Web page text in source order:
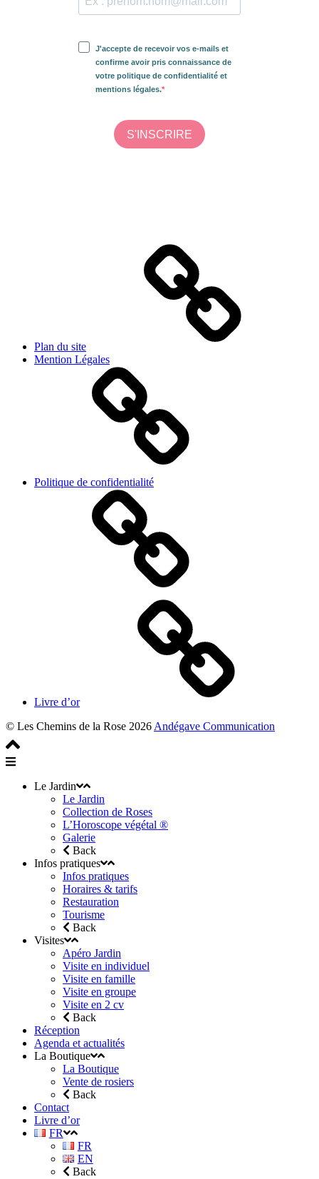
Plan du site
Mention Légales
Politique de confidentialité
Livre d’or
© Les Chemins de la Rose 2026 Andégave Communication
Le Jardin
Le Jardin
Collection de Roses
L’Horoscope végétal ®
Galerie
Back
Infos pratiques
Infos pratiques
Horaires & tarifs
Restauration
Tourisme
Back
Visites
Apéro Jardin
Visite en individuel
Visite en famille
Visite en groupe
Visite en 2 cv
Back
Réception
Agenda et actualités
La Boutique
La Boutique
Vente de rosiers
Back
Contact
Livre d’or
FR
FR
EN
Back